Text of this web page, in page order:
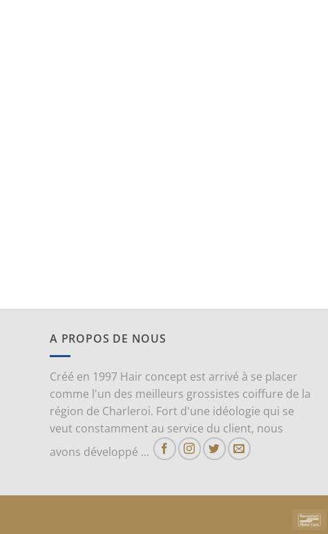
A PROPOS DE NOUS
Créé en 1997 Hair concept est arrivé à se placer
comme l'un des meilleurs grossistes coiffure de la
région de Charleroi. Fort d'une idéologie qui se
veut constamment au service du client, nous
avons développé ...